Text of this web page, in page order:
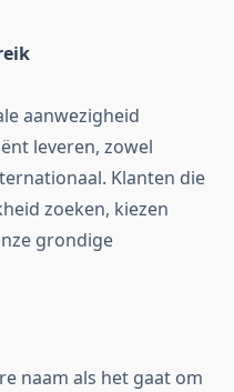
aanwezigheid
leveren, zowel
Klanten die
zoeken, kiezen
grondige
naam als het gaat om